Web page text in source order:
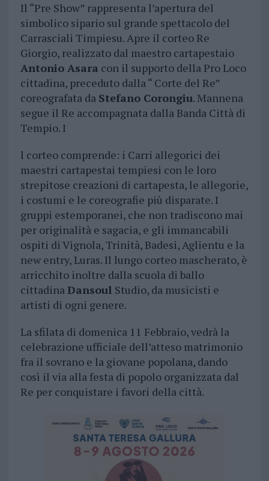
Il “Pre Show” rappresenta l’apertura del
simbolico sipario sul grande spettacolo del
Carrasciali Timpiesu. Apre il corteo Re
Giorgio, realizzato dal maestro cartapestaio
Antonio Asara con il supporto della Pro Loco
cittadina, preceduto dalla “ Corte del Re”
coreografata da Stefano Corongiu. Mannena
segue il Re accompagnata dalla Banda Città di
Tempio. I
l corteo comprende: i Carri allegorici dei
maestri cartapestai tempiesi con le loro
strepitose creazioni di cartapesta, le allegorie,
i costumi e le coreografie più disparate. I
gruppi estemporanei, che non tradiscono mai
per originalità e sagacia, e gli immancabili
ospiti di Vignola, Trinità, Badesi, Aglientu e la
new entry, Luras. Il lungo corteo mascherato, è
arricchito inoltre dalla scuola di ballo
cittadinaDansoul Studio, da musicisti e
artisti di ogni genere.
La sfilata di domenica 11 Febbraio, vedrà la
celebrazione ufficiale dell’atteso matrimonio
fra il sovrano e la giovane popolana, dando
così il via alla festa di popolo organizzata dal
Re per conquistare i favori della città.